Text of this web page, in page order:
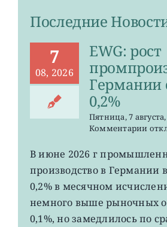
Последние
7
08, 2026
EWG: рост
Германии
0,2%
Пятница, 7
Комментариик
рост
до
0,2%
В июне 2026 г
производство в Германии
0,2% в месячном
немного выше рыночных
0,1%, но замедлилось по